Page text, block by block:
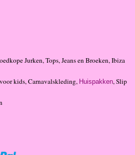
Jurken, Tops, Jeans en Broeken, Ibiza
kids, Carnavalskleding, Huispakken, Slip